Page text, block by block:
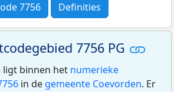
7756 Definities
7756 PG
ligt binnen het numerieke
in de gemeente Coevorden. Er